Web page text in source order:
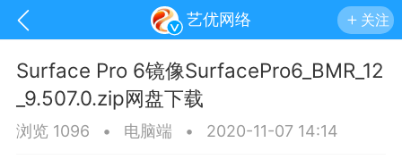
艺优网络 关注
Surface Pro 6镜像SurfacePro6_BMR_12
_9.507.0.zip网盘下载
浏览 1096 • 电脑端 • 2020-11-07 14:14